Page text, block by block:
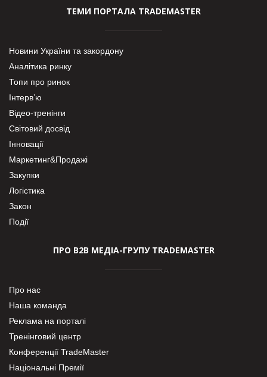
ТЕМИ ПОРТАЛА TRADEMASTER
Новини України та закордону
Аналітика ринку
Топи про ринок
Інтерв’ю
Відео-тренінги
Світовий досвід
Інновації
Маркетинг&Продажі
Закупки
Логістика
Закон
Події
ПРО В2В МЕДІА-ГРУПУ TRADEMASTER
Про нас
Наша команда
Реклама на порталі
Тренінговий центр
Конференції TradeMaster
Національні Премії